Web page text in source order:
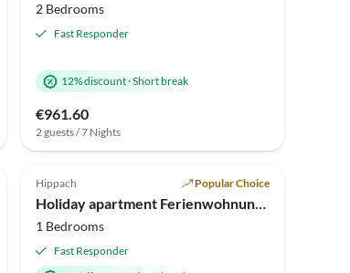
2 Bedrooms
Fast Responder
12% discount·Short break
€961.60
2 guests / 7 Nights
Top-Listing
Hippach Popular Choice
Holiday apartment Ferienwohnung Vogelnest
1 Bedrooms
Fast Responder